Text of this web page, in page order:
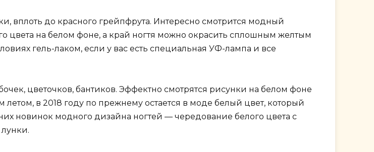
вплоть до красного грейпфрута. Интересно смотрится модный
цвета на белом фоне, а край ногтя можно окрасить сплошным желтым
гель-лаком, если у вас есть специальная УФ-лампа и все
цветочков, бантиков. Эффектно смотрятся рисунки на белом фоне
в 2018 году по прежнему остается в моде белый цвет, который
новинок модного дизайна ногтей — чередование белого цвета с